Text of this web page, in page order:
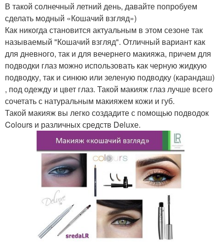
В такой солнечный летний день, давайте попробуем
сделать модный «Кошачий взгляд»)
Как никогда становится актуальным в этом сезоне так
называемый "Кошачий взгляд". Отличный вариант как
для дневного, так и для вечернего макияжа, причем для
подводки глаз можно использовать как черную жидкую
подводку, так и синюю или зеленую подводку (карандаш)
, под одежду и цвет глаз. Такой макияж глаз лучше всего
сочетать с натуральным макияжем кожи и губ.
Такой макияж вы легко создадите с помощью подводок
Colours и различных средств Deluxе.